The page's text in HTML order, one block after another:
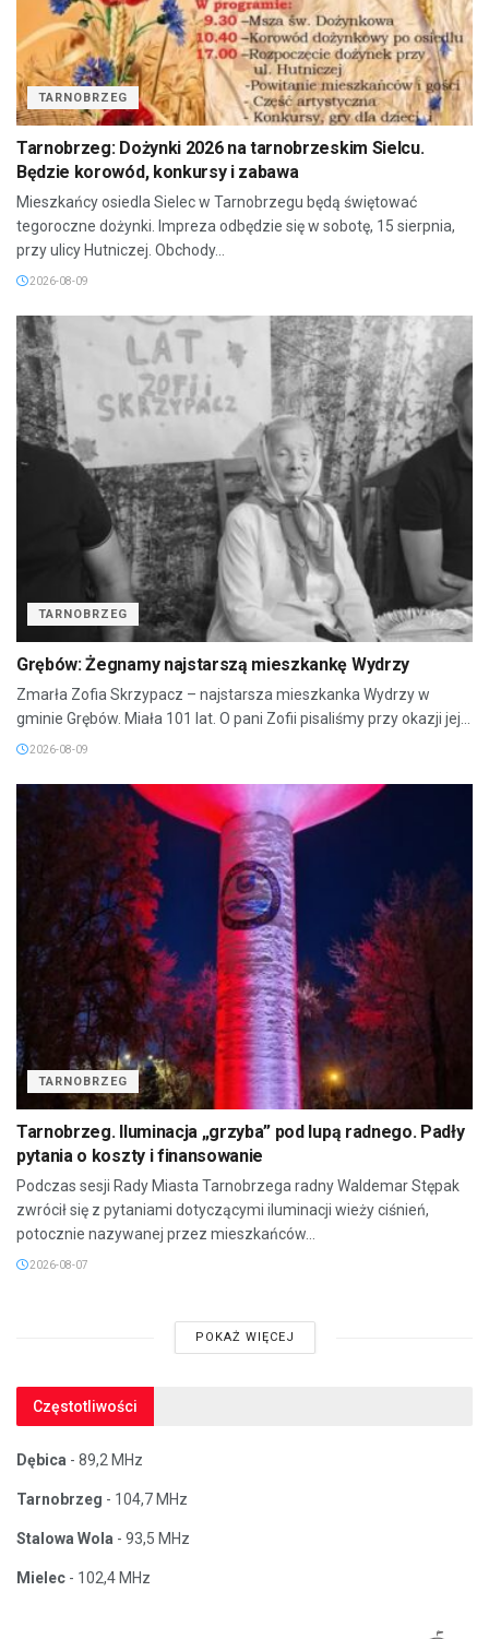
TARNOBRZEG
Tarnobrzeg: Dożynki 2026 na tarnobrzeskim Sielcu.
Będzie korowód, konkursy i zabawa
Mieszkańcy osiedla Sielec w Tarnobrzegu będą świętować
tegoroczne dożynki. Impreza odbędzie się w sobotę, 15 sierpnia,
przy ulicy Hutniczej. Obchody...
2026-08-09
TARNOBRZEG
Grębów: Żegnamy najstarszą mieszkankę Wydrzy
Zmarła Zofia Skrzypacz – najstarsza mieszkanka Wydrzy w
gminie Grębów. Miała 101 lat. O pani Zofii pisaliśmy przy okazji jej...
2026-08-09
TARNOBRZEG
Tarnobrzeg. Iluminacja „grzyba” pod lupą radnego. Padły
pytania o koszty i finansowanie
Podczas sesji Rady Miasta Tarnobrzega radny Waldemar Stępak
zwrócił się z pytaniami dotyczącymi iluminacji wieży ciśnień,
potocznie nazywanej przez mieszkańców...
2026-08-07
POKAŻ WIĘCEJ
Częstotliwości
Dębica - 89,2 MHz
Tarnobrzeg - 104,7 MHz
Stalowa Wola - 93,5 MHz
Mielec - 102,4 MHz